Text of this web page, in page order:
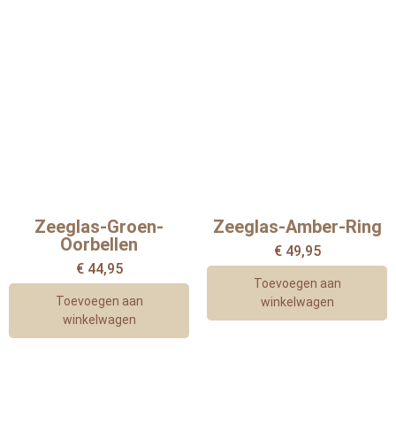
Zeeglas-Groen-
Oorbellen
€44,95
Toevoegen aan
winkelwagen
Zeeglas-Amber-Ring
€49,95
Toevoegen aan
winkelwagen